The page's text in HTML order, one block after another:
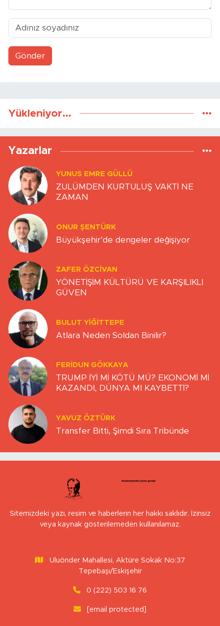
Gönder
Yükleniyor...
Yazarlar
YUNUS EMRE GÜLLÜ
ZULÜMDEN KURTULUŞ VAKTİ NE
ZAMAN
ONUR ŞENTÜRK
Büyükşehir’de dengeler değişiyor
ZAFER ÖZCIVAN
YÖNETİŞİM KÜLTÜRÜ VE KARŞILIKLI
GÜVEN
BULUT YİĞİTTEPE
Atlara Neden Soldan Binilir?
FERIDUN GÖKKAYA
TRUMP İYİ Mİ KÖTÜ MÜ? EKONOMİ Mİ
KAZANDI, DÜNYA MI KAYBETTİ?
YAVUZ ÖZTÜRK
Transfer Bitti, Şimdi Sıra Tribünde
Sitemizdeki yazı, resim ve haberlerin her hakkı saklıdır. İzinsiz
veya kaynak gösterilemeden kullanılamaz.
Uluönder Mahallesi, Aktüre Sokak No:37
Tepebaşı/Eskişehir
0 (222) 503 16 76
[email protected]